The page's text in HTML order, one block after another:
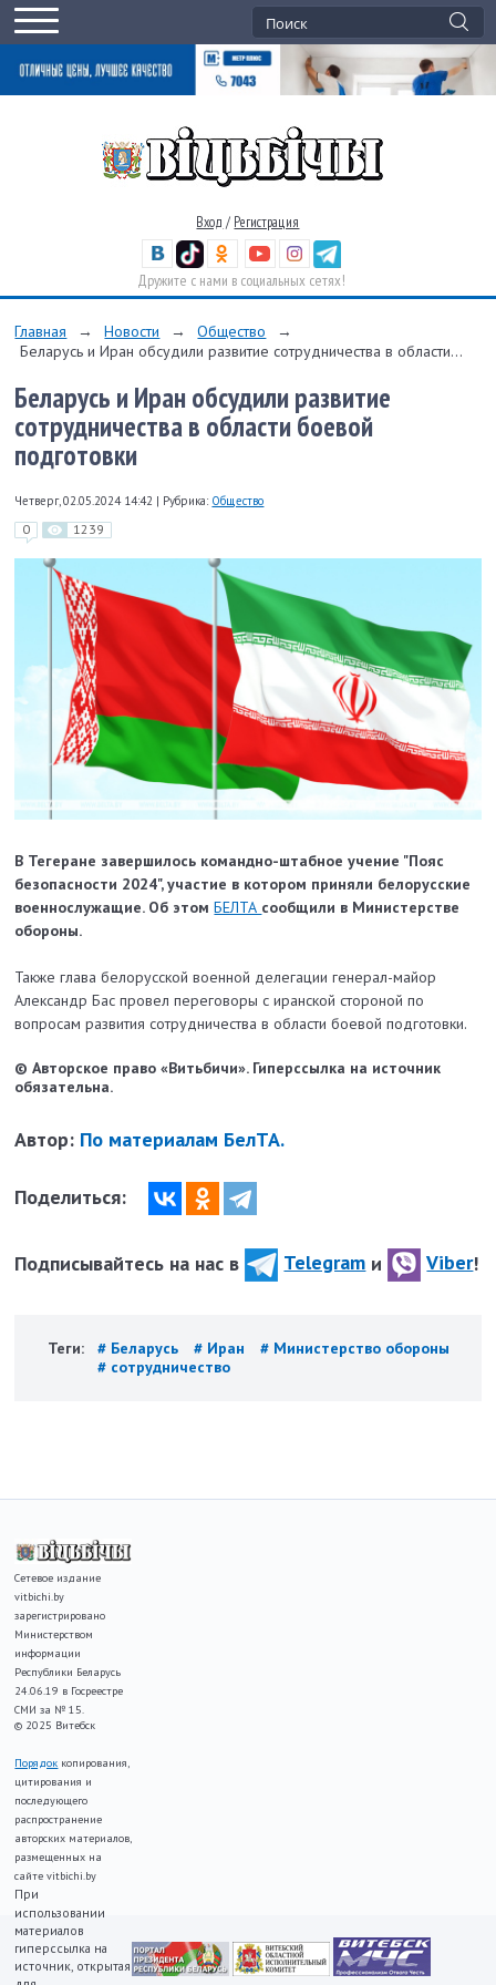
Вход / Регистрация
Дружите с нами в социальных сетях!
Главная → Новости → Общество
→
Беларусь и Иран обсудили развитие сотрудничества в области...
Беларусь и Иран обсудили развитие
сотрудничества в области боевой
подготовки
Четверг, 02.05.2024 14:42 | Рубрика: Общество
0 1239
В Тегеране завершилось командно-штабное учение "Пояс
безопасности 2024", участие в котором приняли белорусские
военнослужащие. Об этомБЕЛТА сообщили в Министерстве
обороны.
Также глава белорусской военной делегации генерал-майор
Александр Бас провел переговоры с иранской стороной по
вопросам развития сотрудничества в области боевой подготовки.
© Авторское право «Витьбичи». Гиперссылка на источник
обязательна.
Автор: По материалам БелТА.
Поделиться:
Подписывайтесь на нас в Telegram и Viber!
Теги: # Беларусь # Иран
# Министерство обороны
# сотрудничество
Сетевое издание
vitbichi.by
зарегистрировано
Министерством
информации
Республики Беларусь
24.06.19 в Госреестре
СМИ за № 15.
© 2025 Витебск
Порядок копирования,
цитирования и
последующего
распространение
авторских материалов,
размещенных на
сайте vitbichi.by
При
использовании
материалов
гиперссылка на
источник, открытая